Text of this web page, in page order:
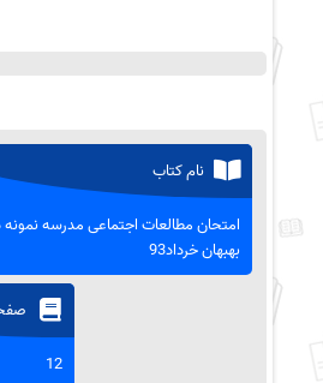
نام کتاب
امتحان مطالعات اجتماعی مدرسه
بهبهان خرداد93
12